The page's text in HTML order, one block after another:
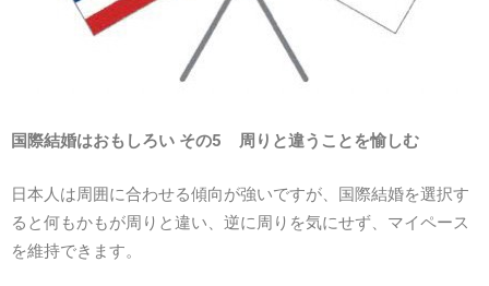
国際結婚はおもしろい その5 周りと違うことを愉しむ
日本人は周囲に合わせる傾向が強いですが、国際結婚を選択す
ると何もかもが周りと違い、逆に周りを気にせず、マイペース
を維持できます。